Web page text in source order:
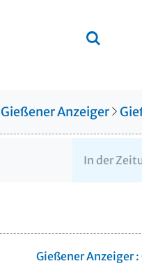
Gießener Anzeiger
Gießener Anzeiger